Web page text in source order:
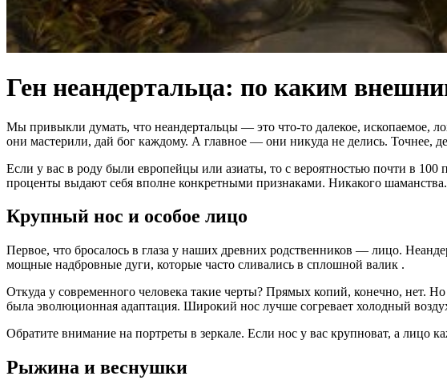
Ген неандертальца: по каким
Мы привыкли думать, что неандертальцы — это что-то далекое, ископаемое,
они мастерили, дай бог каждому. А главное — они никуда не делись. Точнее,
Если у вас в роду были европейцы или азиаты, то с вероятностью почти в 100
проценты выдают себя вполне конкретными признаками. Никакого шаманства.
Крупный нос и особое лицо
Первое, что бросалось в глаза у наших древних родственников — лицо.
мощные надбровные дуги, которые часто сливались в сплошной валик .
Откуда у современного человека такие черты? Прямых копий, конечно, нет.
была эволюционная адаптация. Широкий нос лучше согревает холодный
Обратите внимание на портреты в зеркале. Если нос у вас крупноват, а лицо
Рыжина и веснушки